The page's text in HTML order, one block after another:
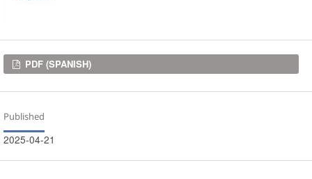
Downloads
PDF (SPANISH)
Published
2025-04-21